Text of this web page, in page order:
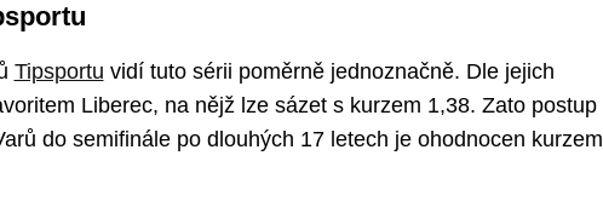
Tipsportu vidí tuto sérii poměrně jednoznačně. Dle jejich
Liberec, na nějž lze sázet s kurzem 1,38. Zato postup
do semifinále po dlouhých 17 letech je ohodnocen kurzem